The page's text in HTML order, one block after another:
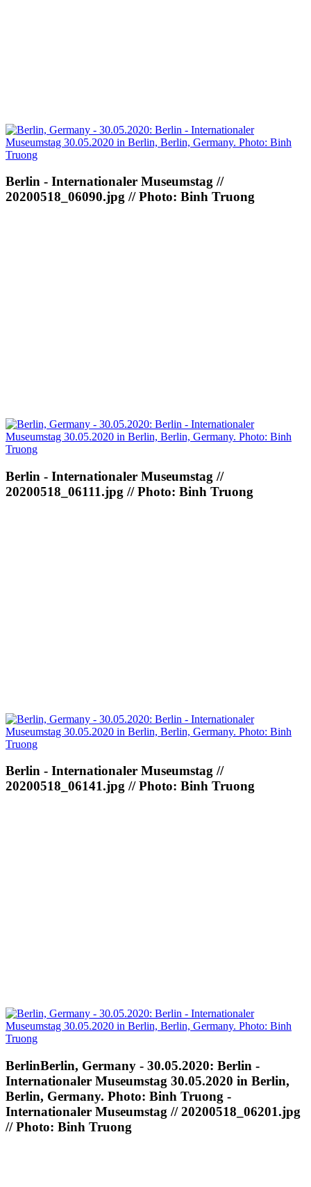
Berlin - Internationaler Museumstag //
20200518_06090.jpg // Photo: Binh Truong
Berlin - Internationaler Museumstag //
20200518_06111.jpg // Photo: Binh Truong
Berlin - Internationaler Museumstag //
20200518_06141.jpg // Photo: Binh Truong
BerlinBerlin, Germany - 30.05.2020: Berlin -
Internationaler Museumstag 30.05.2020 in Berlin,
Berlin, Germany. Photo: Binh Truong -
Internationaler Museumstag // 20200518_06201.jpg
// Photo: Binh Truong